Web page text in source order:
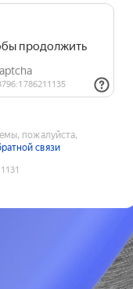
пожалуйста,
связи